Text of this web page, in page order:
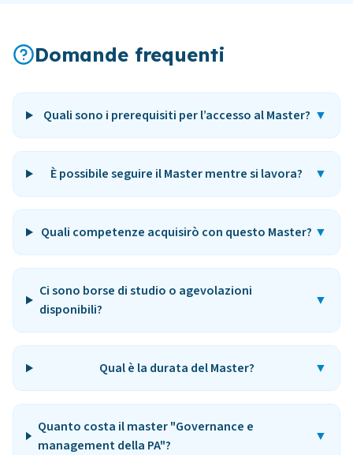
Domande frequenti
Quali sono i prerequisiti per l’accesso al Master? ▼
È possibile seguire il Master mentre si lavora? ▼
Quali competenze acquisirò con questo Master? ▼
Ci sono borse di studio o agevolazioni
disponibili?
▼
Qual è la durata del Master? ▼
Quanto costa il master "Governance e
management della PA"?
▼